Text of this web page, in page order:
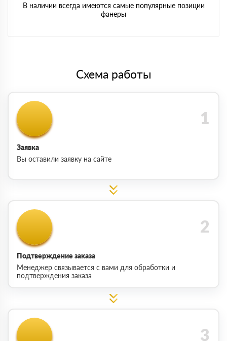
В наличии всегда имеются самые популярные позиции
фанеры
Схема работы
Заявка
Вы оставили заявку на сайте
Подтверждение заказа
Менеджер связывается с вами для обработки и
подтверждения заказа